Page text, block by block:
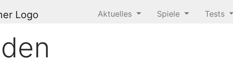
Aktuelles Spiele Tests